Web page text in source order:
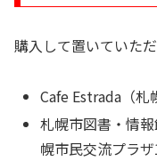
購入して置いていただ
Cafe Estrada（札
札幌市図書・情
幌市民交流プラザ